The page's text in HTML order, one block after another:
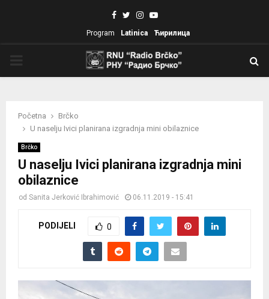
Facebook
TwitterInstagram
Youtube
Program Latinica Ћирилица
Početna
Brčko
U naselju Ivici planirana izgradnja mini obilaznice
Brčko
U naselju Ivici planirana izgradnja mini
obilaznice
od Sanita Jerković Ibrahimović 06.11.2019 - 15:41
PODIJELI 0